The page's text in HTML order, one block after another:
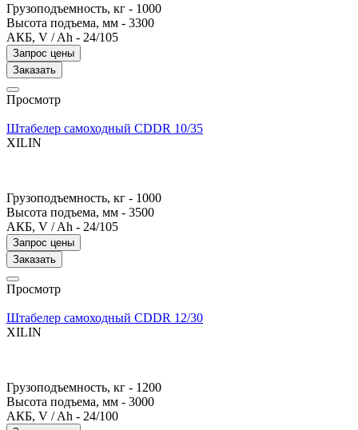
Грузоподъемность, кг - 1000
Высота подъема, мм - 3300
АКБ, V / Ah - 24/105
Запрос цены
Заказать
Просмотр
Штабелер самоходный CDDR 10/35
XILIN
Грузоподъемность, кг - 1000
Высота подъема, мм - 3500
АКБ, V / Ah - 24/105
Запрос цены
Заказать
Просмотр
Штабелер самоходный CDDR 12/30
XILIN
Грузоподъемность, кг - 1200
Высота подъема, мм - 3000
АКБ, V / Ah - 24/100